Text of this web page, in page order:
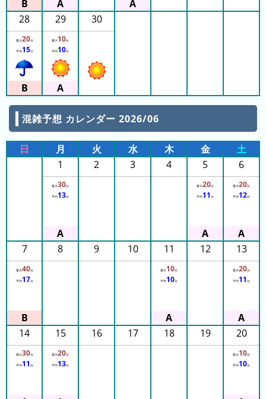
時
間
グ
ラ
フ
ま
で
グ
ラ
フ
直
前
日
前
28
最大20分
平均15分
29
最大10分
平均10分
30
混雑予想 カレンダー 2026/06
日 月 火 水 木 金
土
1
最大30分
平均13分
2 3 4 5
最大20分
平均11 分
6
最大20分
平均12分
7
最大40分
平均17分
8 9 10 11
最大10分
平均10分
12 13
最大20分
平均11 分
14
最大30分
平均11 分
15
最大20分
平均13分
16 17 18 19 20
最大10分
平均10分